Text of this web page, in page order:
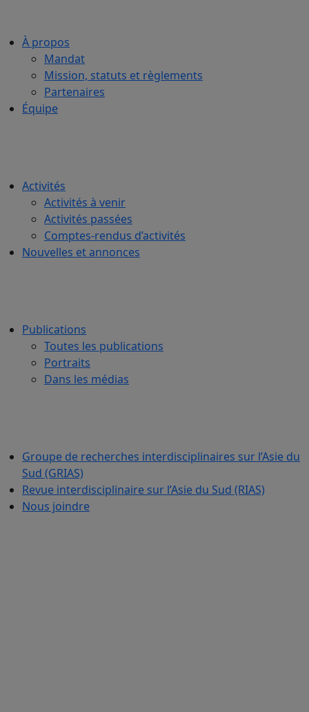
À propos
Mandat
Mission, statuts et règlements
Partenaires
Équipe
Activités
Activités à venir
Activités passées
Comptes-rendus d’activités
Nouvelles et annonces
Publications
Toutes les publications
Portraits
Dans les médias
Groupe de recherches interdisciplinaires sur l’Asie du
Sud (GRIAS)
Revue interdisciplinaire sur l’Asie du Sud (RIAS)
Nous joindre